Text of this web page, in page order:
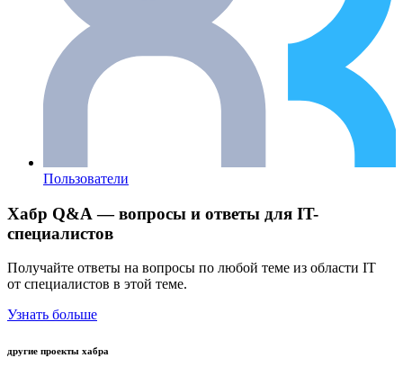
Пользователи
Хабр Q&A — вопросы и ответы для IT-
специалистов
Получайте ответы на вопросы по любой теме из области IT
от специалистов в этой теме.
Узнать больше
другие проекты хабра